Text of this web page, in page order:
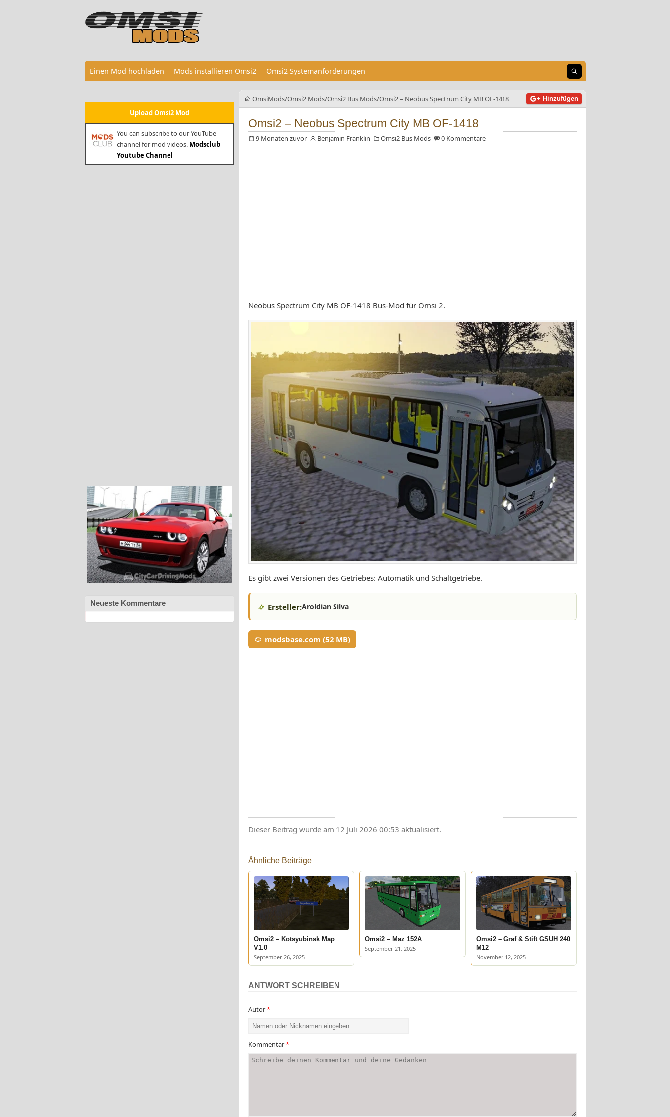
Einen Mod hochladen Mods installieren Omsi2 Omsi2 Systemanforderungen Suche öffnen
Upload Omsi2 Mod
You can subscribe to our YouTube
channel for mod videos. Modsclub
Youtube Channel
Neueste Kommentare
OmsiMods Omsi2 Mods Omsi2 Bus Mods Omsi2 – Neobus Spectrum City MB OF-1418 + Hinzufügen
Omsi2 – Neobus Spectrum City MB OF-1418
9 Monaten zuvor Benjamin Franklin Omsi2 Bus Mods 0 Kommentare
Neobus Spectrum City MB OF-1418 Bus-Mod für Omsi 2.
Es gibt zwei Versionen des Getriebes: Automatik und Schaltgetriebe.
Ersteller:Aroldian Silva
modsbase.com (52 MB)
Dieser Beitrag wurde am 12 Juli 2026 00:53 aktualisiert.
Ähnliche Beiträge
Omsi2 – Kotsyubinsk Map
V1.0
September 26, 2025
Omsi2 – Maz 152A
September 21, 2025
Omsi2 – Graf & Stift GSUH 240
M12
November 12, 2025
ANTWORT SCHREIBEN
Autor*
Kommentar*